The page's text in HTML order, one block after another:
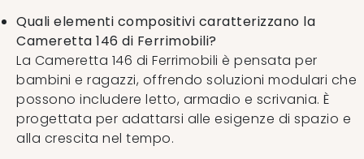
Quali elementi compositivi caratterizzano la
Cameretta 146 di Ferrimobili?
La Cameretta 146 di Ferrimobili è pensata per
bambini e ragazzi, offrendo soluzioni modulari che
possono includere letto, armadio e scrivania. È
progettata per adattarsi alle esigenze di spazio e
alla crescita nel tempo.